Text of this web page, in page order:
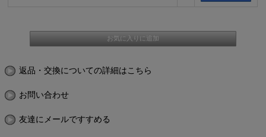
返品・交換についての詳細はこちら
お問い合わせ
友達にメールですすめる